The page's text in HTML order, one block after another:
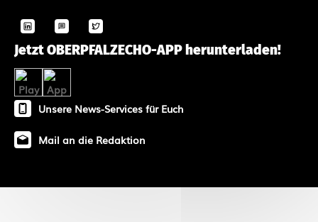
Jetzt OBERPFALZECHO-APP herunterladen!
Unsere News-Services für Euch
Mail an die Redaktion